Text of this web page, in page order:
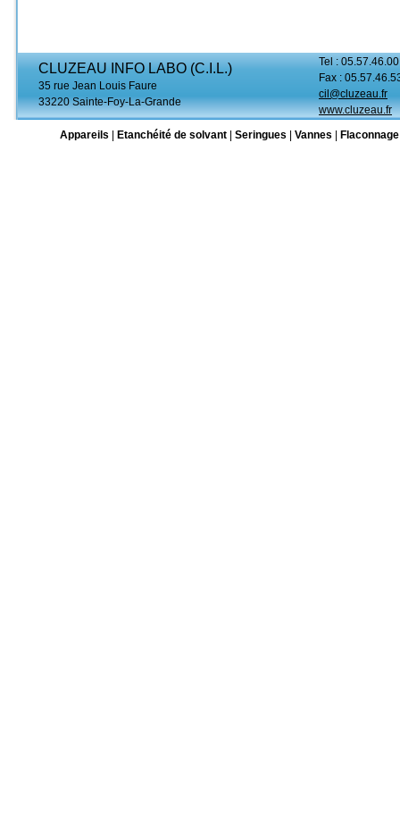
CLUZEAU INFO LABO (C.I.L.)
35 rue Jean Louis Faure
33220 Sainte-Foy-La-Grande
Tel :
Fax :
cil@cluzeau.fr
www.cluzeau.fr
Appareils
Etanchéité de solvant Seringues Vannes Flaconnage